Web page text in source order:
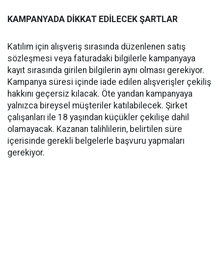
KAMPANYADA DİKKAT EDİLECEK ŞARTLAR
Katılım için alışveriş sırasında düzenlenen satış
sözleşmesi veya faturadaki bilgilerle kampanyaya
kayıt sırasında girilen bilgilerin aynı olması gerekiyor.
Kampanya süresi içinde iade edilen alışverişler çekiliş
hakkını geçersiz kılacak. Öte yandan kampanyaya
yalnızca bireysel müşteriler katılabilecek. Şirket
çalışanları ile 18 yaşından küçükler çekilişe dahil
olamayacak. Kazanan talihlilerin, belirtilen süre
içerisinde gerekli belgelerle başvuru yapmaları
gerekiyor.